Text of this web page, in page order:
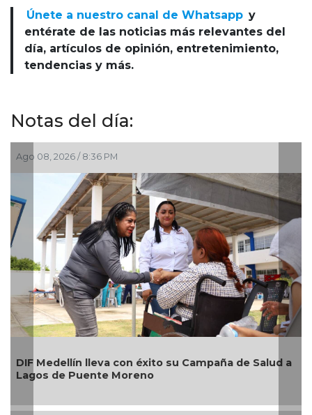
Únete a nuestro canal de Whatsapp y
entérate de las noticias más relevantes del
día, artículos de opinión, entretenimiento,
tendencias y más.
Notas del día:
/ 8:36 PM
lleva con éxito su Campaña de Salud a
Moreno
Resguarda